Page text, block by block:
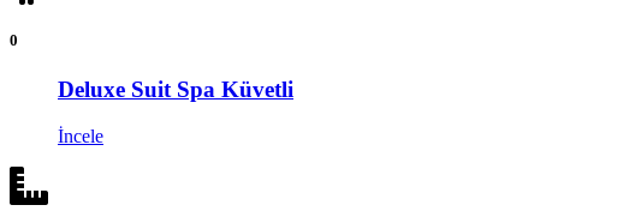
0
Deluxe Suit Spa Küvetli
İncele